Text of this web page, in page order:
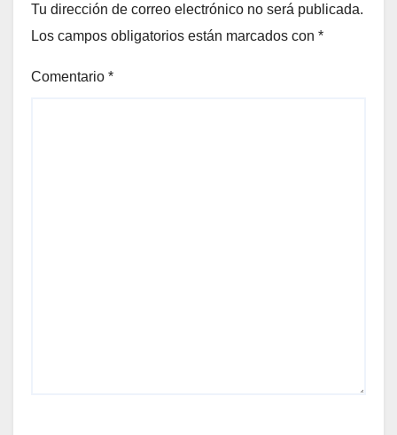
Tu dirección de correo electrónico no será publicada.
Los campos obligatorios están marcados con *
Comentario *